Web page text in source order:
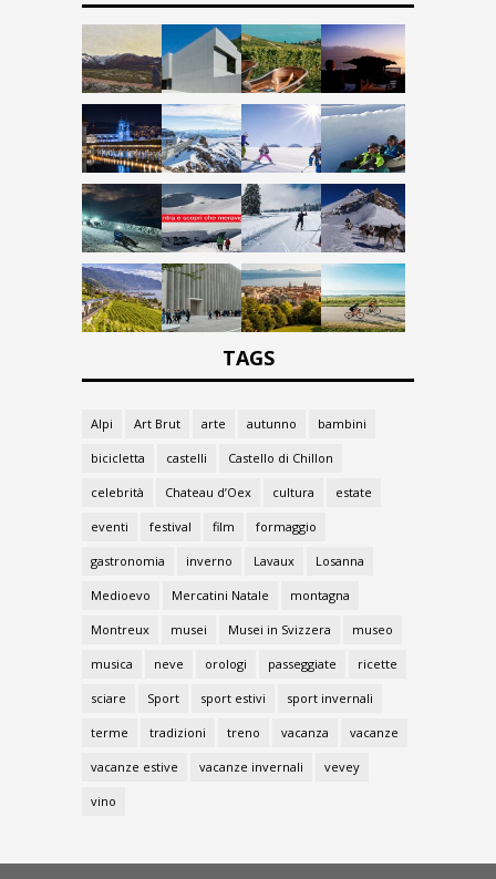
TAGS
Alpi Art Brut arte autunno bambini
bicicletta castelli Castello di Chillon
celebrità Chateau d’Oex cultura estate
eventi festival film formaggio
gastronomia inverno Lavaux Losanna
Medioevo Mercatini Natale montagna
Montreux musei Musei in Svizzera museo
musica neve orologi passeggiate ricette
sciare Sport sport estivi sport invernali
terme tradizioni treno vacanza vacanze
vacanze estive vacanze invernali vevey
vino